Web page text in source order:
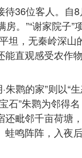
待36位客人。自
。”“谢家院子”
坦，无秦岭深山
直观感受农作
朱鹮的家”则以“
石”朱鹮为邻得
毗邻千亩荷塘
鸣阵阵，入夜